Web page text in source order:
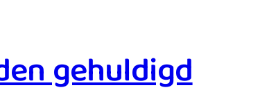
gehuldigd